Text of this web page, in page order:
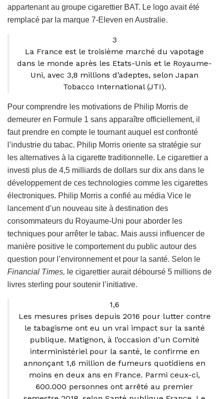
appartenant au groupe cigarettier BAT. Le logo avait été
remplacé par la marque 7-Eleven en Australie.
3
La France est le troisième marché du vapotage
dans le monde après les Etats-Unis et le Royaume-
Uni, avec 3,8 millions d’adeptes, selon Japan
Tobacco International (JTI).
Pour comprendre les motivations de Philip Morris de
demeurer en Formule 1 sans apparaître officiellement, il
faut prendre en compte le tournant auquel est confronté
l’industrie du tabac. Philip Morris oriente sa stratégie sur
les alternatives à la cigarette traditionnelle. Le cigarettier a
investi plus de 4,5 milliards de dollars sur dix ans dans le
développement de ces technologies comme les cigarettes
électroniques. Philip Morris a confié au média Vice le
lancement d’un nouveau site à destination des
consommateurs du Royaume-Uni pour aborder les
techniques pour arrêter le tabac. Mais aussi influencer de
manière positive le comportement du public autour des
question pour l’environnement et pour la santé. Selon le
Financial Times, le cigarettier aurait déboursé 5 millions de
livres sterling pour soutenir l’initiative.
1,6
Les mesures prises depuis 2016 pour lutter contre
le tabagisme ont eu un vrai impact sur la santé
publique. Matignon, à l’occasion d’un Comité
interministériel pour la santé, le confirme en
annonçant 1,6 million de fumeurs quotidiens en
moins en deux ans en France. Parmi ceux-ci,
600.000 personnes ont arrêté au premier